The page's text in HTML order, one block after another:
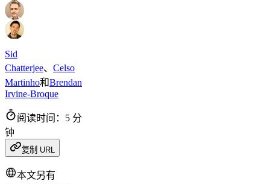
Sid
Chatterjee、 Celso
Martinho和Brendan
Irvine-Broque
阅读时间：5 分
钟
复制 URL
本文另有